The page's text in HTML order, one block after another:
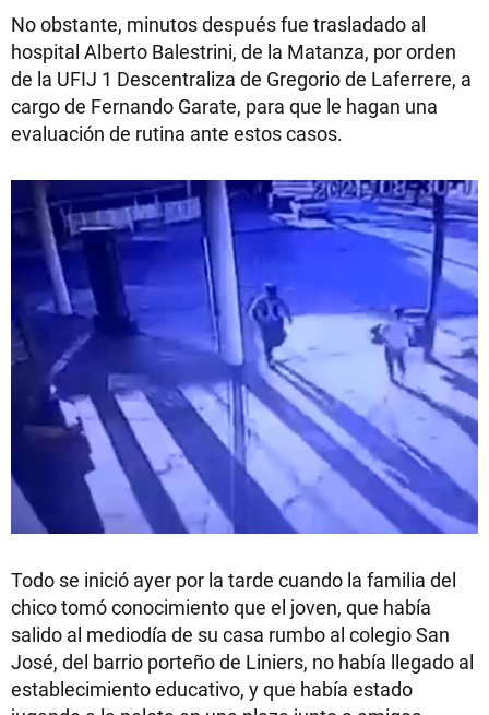
No obstante, minutos después fue trasladado al
hospital Alberto Balestrini, de la Matanza, por orden
de la UFIJ 1 Descentraliza de Gregorio de Laferrere, a
cargo de Fernando Garate, para que le hagan una
evaluación de rutina ante estos casos.
Todo se inició ayer por la tarde cuando la familia del
chico tomó conocimiento que el joven, que había
salido al mediodía de su casa rumbo al colegio San
José, del barrio porteño de Liniers, no había llegado al
establecimiento educativo, y que había estado